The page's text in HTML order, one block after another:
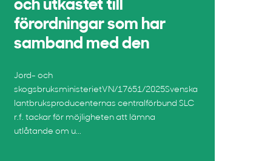
och utkastet till
förordningar som har
samband med den
Jord- och
skogsbruksministerietVN/17651/2025Svenska
lantbruksproducenternas centralförbund SLC
r.f. tackar för möjligheten att lämna
utlåtande om u...